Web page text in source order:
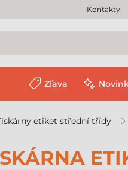
Kontakty
Zľava
etiket střední třídy